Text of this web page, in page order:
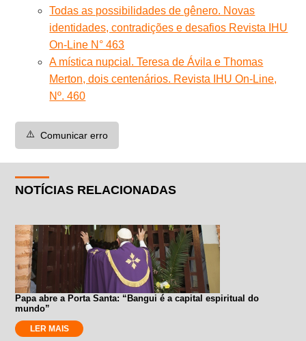
Todas as possibilidades de gênero. Novas
identidades, contradições e desafios Revista IHU
On-Line N° 463
A mística nupcial. Teresa de Ávila e Thomas
Merton, dois centenários. Revista IHU On-Line,
Nº. 460
⚠️ Comunicar erro
NOTÍCIAS RELACIONADAS
Papa abre a Porta Santa: “Bangui é a capital espiritual do
mundo”
LER MAIS